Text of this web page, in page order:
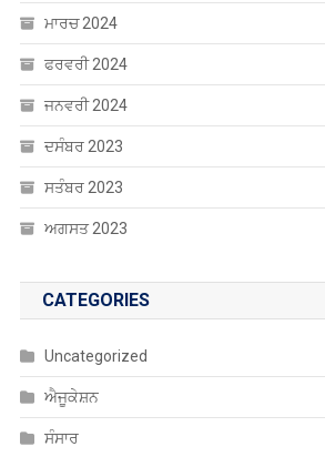
ਮਾਰਚ 2024
ਫਰਵਰੀ 2024
ਜਨਵਰੀ 2024
ਦਸੰਬਰ 2023
ਸਤੰਬਰ 2023
ਅਗਸਤ 2023
CATEGORIES
Uncategorized
ਐਜੂਕੇਸ਼ਨ
ਸੰਸਾਰ